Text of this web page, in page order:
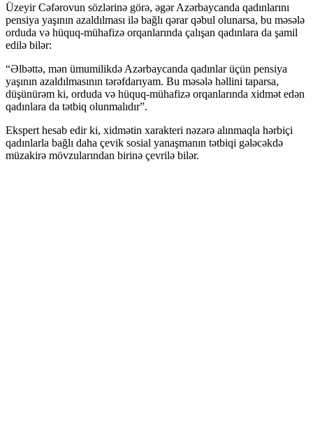
Üzeyir Cəfərovun sözlərinə görə, əgər Azərbaycanda qadınlarını
pensiya yaşının azaldılması ilə bağlı qərar qəbul olunarsa, bu məsələ
orduda və hüquq-mühafizə orqanlarında çalışan qadınlara da şamil
edilə bilər:
“Əlbəttə, mən ümumilikdə Azərbaycanda qadınlar üçün pensiya
yaşının azaldılmasının tərəfdarıyam. Bu məsələ həllini taparsa,
düşünürəm ki, orduda və hüquq-mühafizə orqanlarında xidmət edən
qadınlara da tətbiq olunmalıdır”.
Ekspert hesab edir ki, xidmətin xarakteri nəzərə alınmaqla hərbiçi
qadınlarla bağlı daha çevik sosial yanaşmanın tətbiqi gələcəkdə
müzakirə mövzularından birinə çevrilə bilər.